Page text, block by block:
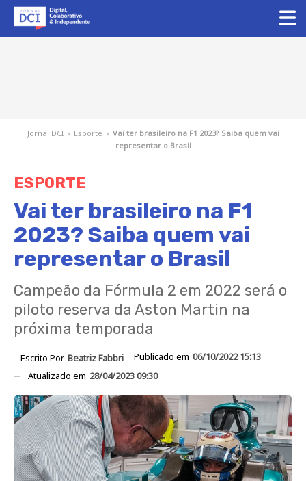
Jornal DCI › Esporte › Vai ter brasileiro na F1 2023? Saiba quem vai
representar o Brasil
ESPORTE
Vai ter brasileiro na F1
2023? Saiba quem vai
representar o Brasil
Campeão da Fórmula 2 em 2022 será o
piloto reserva da Aston Martin na
próxima temporada
Escrito Por Beatriz Fabbri Publicado em 06/10/2022 15:13
Atualizado em 28/04/2023 09:30